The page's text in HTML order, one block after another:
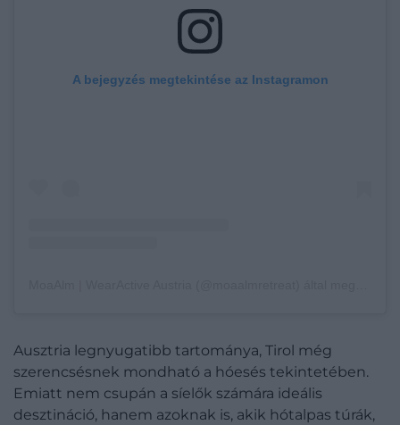
A bejegyzés megtekintése az Instagramon
Ausztria legnyugatibb tartománya, Tirol még
szerencsésnek mondható a hóesés tekintetében.
Emiatt nem csupán a síelők számára ideális
desztináció, hanem azoknak is, akik hótalpas túrák,